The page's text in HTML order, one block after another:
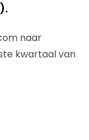
naar
kwartaal van